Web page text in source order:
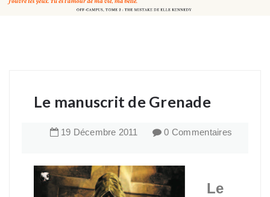
Le manuscrit de Grenade
19 Décembre 2011 0 Commentaires
Le